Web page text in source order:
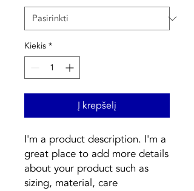
Kiekis *
Į krepšelį
I'm a product description. I'm a
great place to add more details
about your product such as
sizing, material, care